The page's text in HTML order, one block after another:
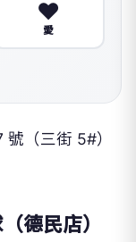
❤️
愛
（三街 5#）
德民店）